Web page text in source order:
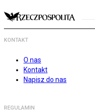
KONTAKT
O nas
Kontakt
Napisz do nas
REGULAMIN